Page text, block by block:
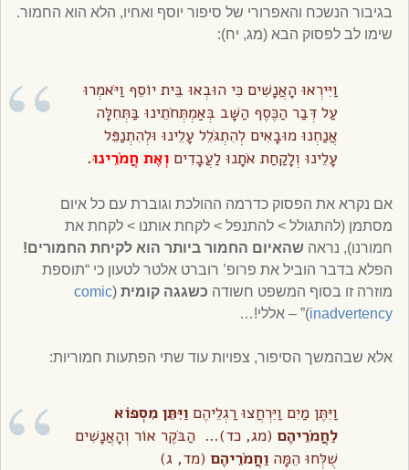
בגיבור הנשכח והאפרורי של סיפור יוסף ואחיו, הלא הוא החמור.
שימו לב לפסוק הבא (מג, יח):
וַיִּירְאוּ הָאֲנָשִׁים כִּי הוּבְאוּ בֵּית יוֹסֵף וַיֹּאמְרוּ
עַל דְּבַר הַכֶּסֶף הַשָּׁב בְּאַמְתְּחֹתֵינוּ בַּתְּחִלָּה
אֲנַחְנוּ מוּבָאִים לְהִתְגֹּלֵל עָלֵינוּ וּלְהִתְנַפֵּל
עָלֵינוּ וְלָקַחַת אֹתָנוּ לַעֲבָדִים וְאֶת חֲמֹרֵינוּ.
אם נקרא את הפסוק כדרמה ההולכת וגוברת עם כל איום
מסתמן (להתגולל > להתנפל > לקחת אותנו > לקחת את
חמורנו), נראהשהאיום החמור ביותר הוא לקיחת החמורים!
הפלא בדבר הוביל את פרופ’ רוברט אלטר לטעון כי “תוספת
מוזרה זו בסוף המשפט חשודה כשגגה קומית (
comic
inadvertency)” – אללי!…
אלא שבהמשך הסיפור, צפויות עוד שתי הפתעות חמוריות:
וַיִּתֶּן מַיִם וַיִּרְחֲצוּ רַגְלֵיהֶם וַיִּתֵּן מִסְפּוֹא
לַחֲמֹרֵיהֶם (מג, כד)… הַבֹּקֶר אוֹר וְהָאֲנָשִׁים
שֻׁלְּחוּ הֵמָּהוַחֲמֹרֵיהֶם (מד, ג)